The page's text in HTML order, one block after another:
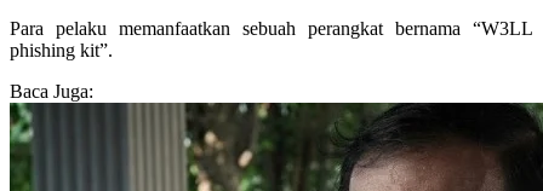
Para pelaku memanfaatkan sebuah perangkat bernama “W3LL
phishing kit”.
Baca Juga: